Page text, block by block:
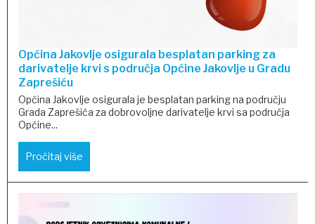
Općina Jakovlje osigurala besplatan parking za
darivatelje krvi s područja Općine Jakovlje u Gradu
Zaprešiću
Općina Jakovlje osigurala je besplatan parking na području
Grada Zaprešića za dobrovoljne darivatelje krvi sa područja
Općine...
Pročitaj više